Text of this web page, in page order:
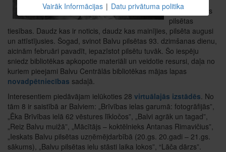
tika piešķirtas
pilsētas
tiesības. Daudz kas ir noticis, daudz kas mainījies, pilsēta augusi
un attīstījusies. Šogad, svinot Balvu pilsētas 93. dzimšanas dienu,
aicinām februāri pavadīt, iepazīstot pilsētu tuvāk. Šo iespēju
sniedz bibliotēkas apkopotie materiāli un veidotie resursi, daļa no
kuriem pieejami Balvu Centrālās bibliotēkas mājas lapas
novadpētniecības sadaļā.
Interesentiem piedāvājam ielūkoties 28 virtuālajās izstādēs . No
tām 8 ir saistībā ar Balviem: „Brīvības ielas garumā: fotogrāfijās”,
„Ēka Brīvības ielā 62 vēstures līkločos”, „Balvi agrāk un tagad”,
„Reiz Balvu muižā”, „Mācītājs – koktēlnieks Antanas Rimavičius”,
„Ieskats Balvu pilsētas uzņēmējdarbībā (20.gs. 20.gadi – 21.gs.
sākums), „Balvu pilsētas ielu stāsti laika lokos”, “Lāča dārzs”.
Vairāk Informācijas | Datu privātuma politika